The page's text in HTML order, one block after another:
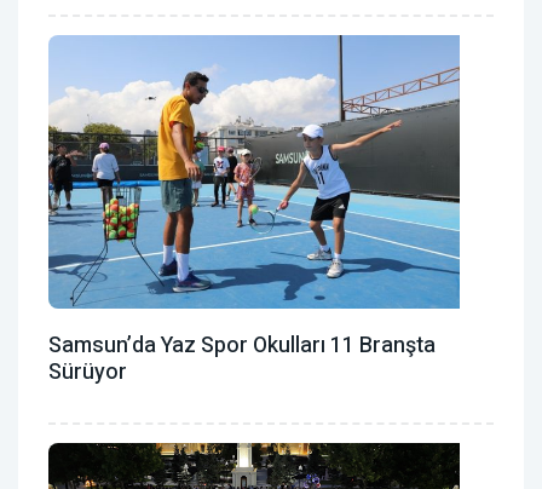
Samsun’da Yaz Spor Okulları 11 Branşta
Sürüyor